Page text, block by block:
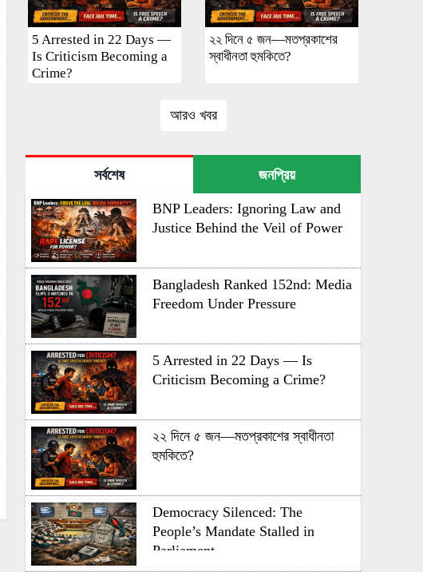
5 Arrested in 22 Days —
Is Criticism Becoming a
Crime?
২২ দিনে ৫ জন—মতপ্রকাশের
স্বাধীনতা হুমকিতে?
আরও খবর
সর্বশেষ জনপ্রিয়
BNP Leaders: Ignoring Law and
Justice Behind the Veil of Power
Bangladesh Ranked 152nd: Media
Freedom Under Pressure
5 Arrested in 22 Days — Is
Criticism Becoming a Crime?
২২ দিনে ৫ জন—মতপ্রকাশের স্বাধীনতা
হুমকিতে?
Democracy Silenced: The
People’s Mandate Stalled in
Parliament